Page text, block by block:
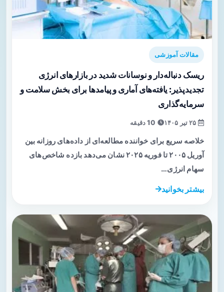
مقالات آموزشی
ریسک دنباله‌دار و نوسانات شدید در بازارهای انرژی
تجدیدپذیر: یافته‌های آماری و پیامدها برای بخش سلامت و
سرمایه‌گذاری
خلاصه سریع برای خواننده مطالعه‌ای از داده‌های روزانه بین
آوریل ۲۰۰۵ تا فوریه ۲۰۲۵ نشان می‌دهد بازده شاخص‌های
سهام انرژی…
بیشتر بخوانید